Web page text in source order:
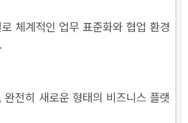
체계적인 업무 표준화와 협업 환경
전히 새로운 형태의 비즈니스 플랫